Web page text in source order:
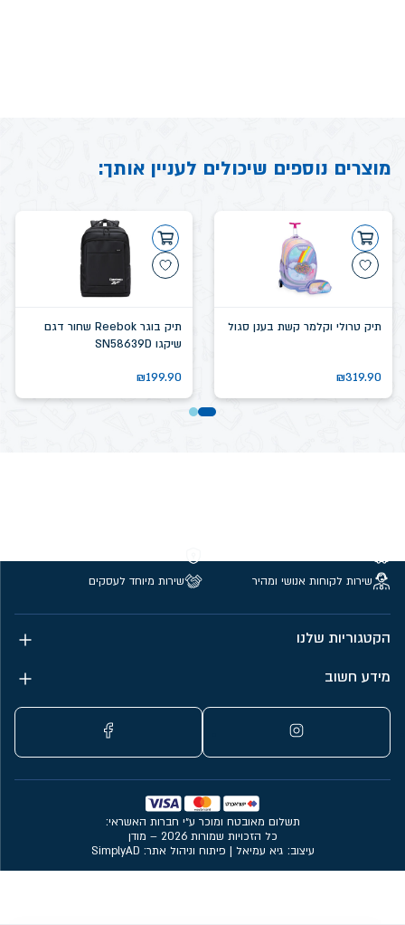
מוצרים נוספים שיכולים לעניין אותך:
תיק טרולי וקלמר קשת בענן סגול
₪319.90
תיק בוגר Reebok שחור דגם
שיקגו SN58639D
₪199.90
שירות לקוחות אנושי ומהיר
שירות מיוחד לעסקים
הקטגוריות שלנו
מידע חשוב
עיצוב: גיא עמיאל | פיתוח וניהול אתר: SimplyAD
תשלום מאובטח ומוכר ע״י חברות האשראי:
כל הזכויות שמורות 2026 – מודן